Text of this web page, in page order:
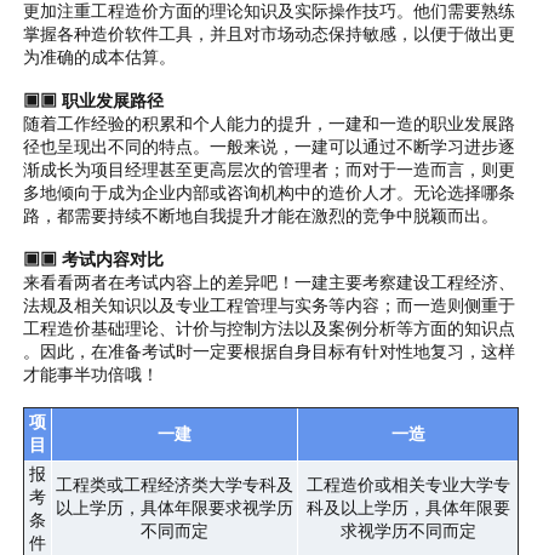
更加注重工程造价方面的理论知识及实际操作技巧。他们需要熟练
掌握各种造价软件工具，并且对市场动态保持敏感，以便于做出更
为准确的成本估算。
▣▣ 职业发展路径
随着工作经验的积累和个人能力的提升，一建和一造的职业发展路
径也呈现出不同的特点。一般来说，一建可以通过不断学习进步逐
渐成长为项目经理甚至更高层次的管理者；而对于一造而言，则更
多地倾向于成为企业内部或咨询机构中的造价人才。无论选择哪条
路，都需要持续不断地自我提升才能在激烈的竞争中脱颖而出。
▣▣ 考试内容对比
来看看两者在考试内容上的差异吧！一建主要考察建设工程经济、
法规及相关知识以及专业工程管理与实务等内容；而一造则侧重于
工程造价基础理论、计价与控制方法以及案例分析等方面的知识点
。因此，在准备考试时一定要根据自身目标有针对性地复习，这样
才能事半功倍哦！
项
目
一建 一造
报
考
条
件
工程类或工程经济类大学专科及
以上学历，具体年限要求视学历
不同而定
工程造价或相关专业大学专
科及以上学历，具体年限要
求视学历不同而定